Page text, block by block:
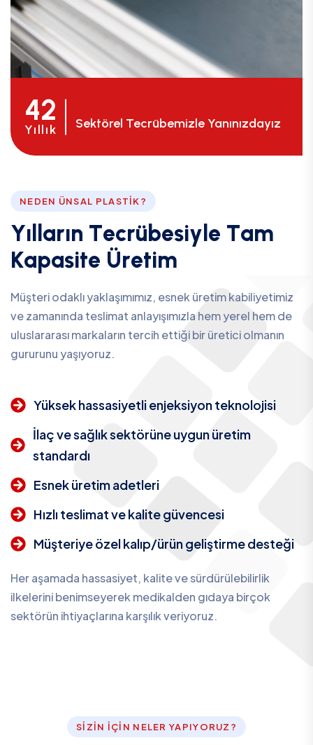
42
Yıllık Sektörel Tecrübemizle Yanınızdayız
NEDEN ÜNSAL PLASTIK?
Yı arın Tecrübesiy e Tam
Kapasite Üretim
Müşteri odaklı yaklaşımımız, esnek üretim kabiliyetimiz
ve zamanında teslimat anlayışımızla hem yerel hem de
uluslararası markaların tercih ettiği bir üretici olmanın
gururunu yaşıyoruz.
Yüksek hassasiyetli enjeksiyon teknolojisi
İlaç ve sağlık sektörüne uygun üretim
standardı
Esnek üretim adetleri
Hızlı teslimat ve kalite güvencesi
Müşteriye özel kalıp/ürün geliştirme desteği
Her aşamada hassasiyet, kalite ve sürdürülebilirlik
ilkelerini benimseyerek medikalden gıdaya birçok
sektörün ihtiyaçlarına karşılık veriyoruz.
SIZIN İÇIN NELER YAPIYORUZ?